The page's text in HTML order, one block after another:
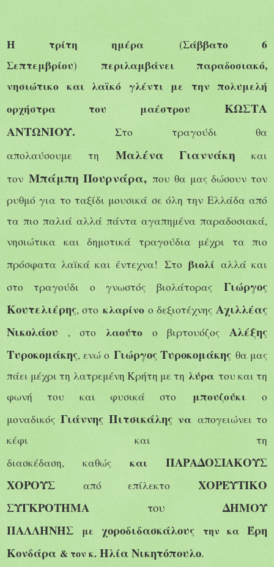
Η τρίτη ημέρα (Σάββατο 6
Σεπτεμβρίου) περιλαμβάνει παραδοσιακό,
νησιώτικο και λαϊκό γλέντι με την πολυμελή
ορχήστρα του μαέστρου
ΚΩΣΤΑ
ΑΝΤΩΝΙΟΥ.Στο τραγούδι θα
απολαύσουμε
τη Μαλένα Γιαννάκη
και
τον Μπάμπη Πουρνάρα,που θα μας δώσουν τον
ρυθμό για το ταξίδι μουσικά σε όλη την Ελλάδα από
τα πιο παλιά αλλά πάντα αγαπημένα παραδοσιακά,
νησιώτικα και δημοτικά τραγούδια μέχρι τα πιο
πρόσφατα λαϊκά και έντεχνα! Στο βιολίαλλά και
στο τραγούδι ο γνωστός βιολάτοραςΓιώργος
Κουτελιέρης, στο κλαρίνοο δεξιοτέχνης Αχιλλέας
Νικολάου
, στο λαούτο ο βιρτουόζοςΑλέξης
Τυροκομάκης, ενώ ο Γιώργος Τυροκομάκηςθα μας
πάει μέχρι τη λατρεμένη Κρήτη με τη λύρα του και τη
φωνή του και φυσικά στο μπουζούκιο
μοναδικός Γιάννης Πιτσικάληςνα απογειώνει το
κέφι και τη
διασκέδαση,
καθώς και ΠΑΡΑΔΟΣΙΑΚΟΥΣ
ΧΟΡΟΥΣ
από επίλεκτο
ΧΟΡΕΥΤΙΚΟ
ΣΥΓΚΡΟΤΗΜΑ του ΔΗΜΟΥ
ΠΑΛΛΗΝΗΣ
με χοροδιδασκάλους την κα Έρη
Κονδάρα & τον κ. Ηλία Νικητόπουλο.